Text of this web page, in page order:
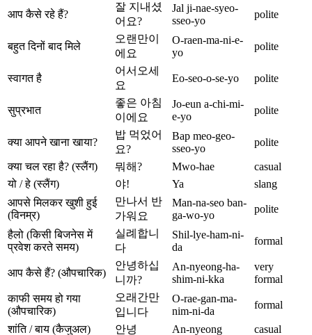
आप कैसे रहे हैं?
잘 지내셨
어요?
Jal ji-nae-syeo-
sseo-yo
polite
बहुत दिनों बाद मिले
오랜만이
에요
O-raen-ma-ni-e-
yo
polite
स्वागत है
어서오세
요
Eo-seo-o-se-yo polite
सुप्रभात
좋은 아침
이에요
Jo-eun a-chi-mi-
e-yo
polite
क्या आपने खाना खाया?
밥 먹었어
요?
Bap meo-geo-
sseo-yo
polite
क्या चल रहा है? (स्लैंग) 뭐해? Mwo-hae
casual
यो / हे (स्लैंग)
야! Ya
slang
आपसे मिलकर खुशी हुई
(विनम्र)
만나서 반
가워요
Man-na-seo ban-
ga-wo-yo
polite
हैलो (किसी बिजनेस में
प्रवेश करते समय)
실례합니
다
Shil-lye-ham-ni-
da
formal
आप कैसे हैं? (औपचारिक)
안녕하십
니까?
An-nyeong-ha-
shim-ni-kka
very
formal
काफी समय हो गया
(औपचारिक)
오래간만
입니다
O-rae-gan-ma-
nim-ni-da
formal
शांति / बाय (कैजुअल) 안녕 An-nyeong casual